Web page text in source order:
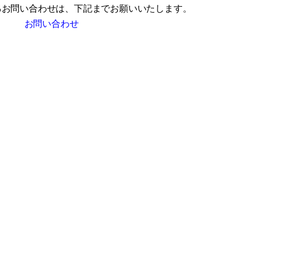
問い合わせは、 下記までお願いいたします。
お問い合わせ